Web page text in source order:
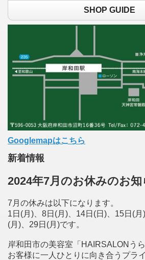
SHOP GUIDE
Googlemapはこちら
新着情報
2024年7月のお休みのお知
7月の休みは以下になります。
1日(月)、8日(月)、14日(日)、15日(月
(月)、29日(月)です。
岸和田市の美容室「HAIRSALONうら
お客様に一人ひとりに向き合うプラ